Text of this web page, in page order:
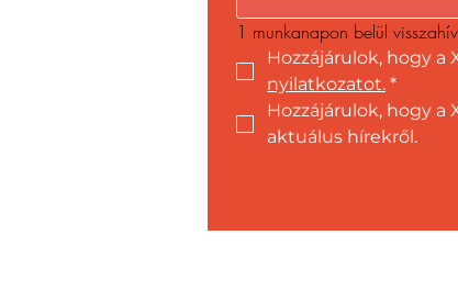
1 munkanapon belül
Hozzájárulok, hogy a
nyilatkozatot. *
Hozzájárulok, hogy
aktuálus hírekről.